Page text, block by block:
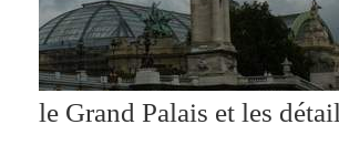
le Grand Palais et les